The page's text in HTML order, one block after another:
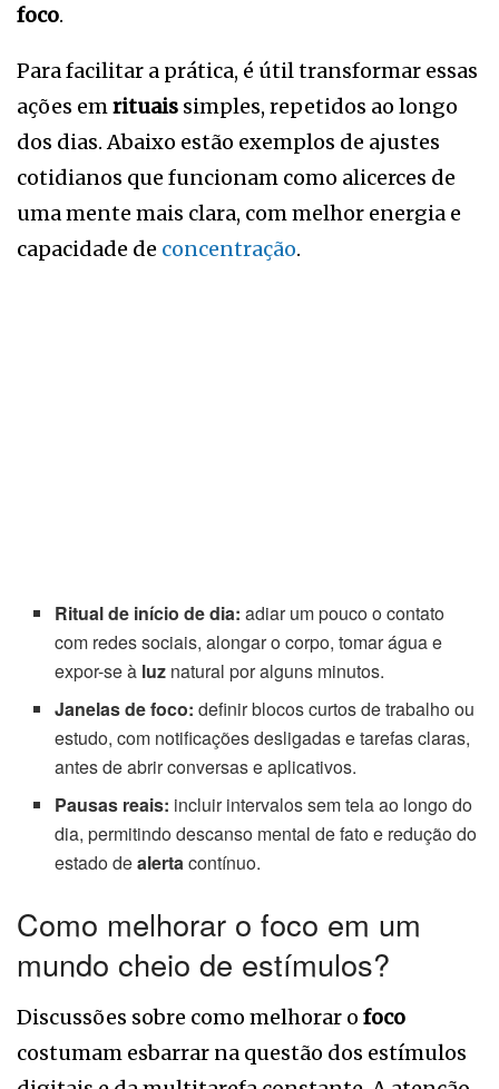
foco.
Para facilitar a prática, é útil transformar essas
ações emrituais simples, repetidos ao longo
dos dias. Abaixo estão exemplos de ajustes
cotidianos que funcionam como alicerces de
uma mente mais clara, com melhor energia e
capacidade de concentração.
Ritual de início de dia: adiar um pouco o contato
com redes sociais, alongar o corpo, tomar água e
expor-se à luz natural por alguns minutos.
Janelas de foco: definir blocos curtos de trabalho ou
estudo, com notificações desligadas e tarefas claras,
antes de abrir conversas e aplicativos.
Pausas reais: incluir intervalos sem tela ao longo do
dia, permitindo descanso mental de fato e redução do
estado dealertacontínuo.
Como melhorar o foco em um
mundo cheio de estímulos?
Discussões sobre como melhorar o foco
costumam esbarrar na questão dos estímulos